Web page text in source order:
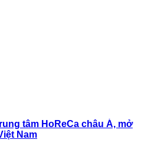
tâm HoReCa châu Á, mở
Nam